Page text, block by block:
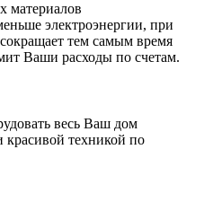
материалов
электроэнергии, при
тем самым время
Ваши расходы по счетам.
весь Ваш дом
техникой по